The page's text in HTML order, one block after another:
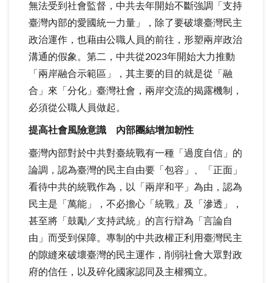
無法受到社會監督，中共去年開始不斷強調「支持
臺灣內部的愛國統一力量」，除了要破壞臺灣民主
政治運作，也藉由公職人員的前往，形塑兩岸政治
溝通的假象。第二，中共從2023年開始大力推動
「兩岸融合示範區」，其主要的目的就是從「融
合」來「分化」臺灣社會，兩岸交流的揭露機制，
必須從公職人員做起。
提高社會風險意識 內部團結增加韌性
臺灣內部對於中共對臺統戰有一種「過度自信」的
論調，認為臺灣的民主自由要「包容」、「正面」
看待中共的統戰作為，以「兩岸和平」為由，認為
民主是「萬能」，不必擔心「統戰」及「滲透」，
甚至將「鼓勵／支持武統」的言行辯為「言論自
由」而受到保障。專制的中共政權正利用臺灣民主
的隙縫來破壞臺灣的民主運作，削弱社會大眾對政
府的信任，以及碎化國家認同及主權獨立。